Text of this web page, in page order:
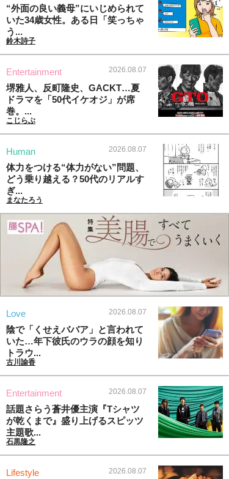
“外面の良い義母”にいじめられて
いた34歳女性。ある日「笑っちゃ
う...
鈴木詩子
Entertainment 2026.08.07
堺雅人、反町隆史、GACKT…夏
ドラマを「50代イケオジ」が席
巻。...
こじらぶ
Human 2026.08.07
体力をつける“体力がない”問題、
どう乗り越える？50代のリアルす
ぎ...
まなたろう
Love 2026.08.07
陰で「くせえババア」と言われて
いた…年下彼氏のウラの顔を知り
トラウ...
古川諭香
Entertainment 2026.08.07
話題さらう蒼井優主演『Tシャツ
が乾くまで』盛り上げるスピッツ
主題歌...
石黒隆之
Lifestyle 2026.08.07